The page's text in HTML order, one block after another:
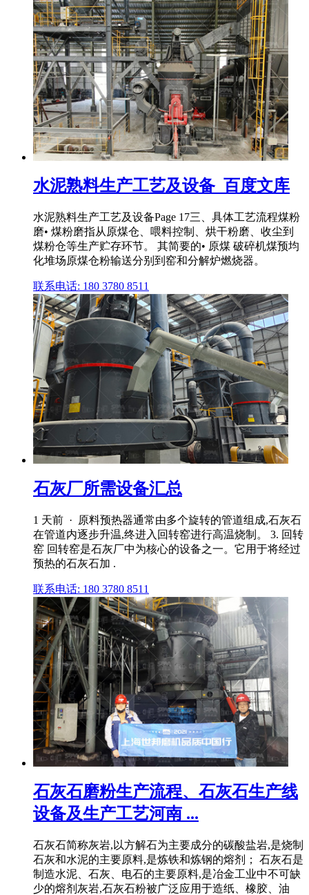
水泥熟料生产工艺及设备_百度文库
水泥熟料生产工艺及设备Page 17三、具体工艺流程煤粉
磨• 煤粉磨指从原煤仓、喂料控制、烘干粉磨、收尘到
煤粉仓等生产贮存环节。 其简要的• 原煤 破碎机煤预均
化堆场原煤仓粉输送分别到窑和分解炉燃烧器。
联系电话: 180 3780 8511
石灰厂所需设备汇总
1 天前 · 原料预热器通常由多个旋转的管道组成,石灰石
在管道内逐步升温,终进入回转窑进行高温烧制。 3. 回转
窑 回转窑是石灰厂中为核心的设备之一。它用于将经过
预热的石灰石加 .
联系电话: 180 3780 8511
石灰石磨粉生产流程、石灰石生产线
设备及生产工艺河南 ...
石灰石简称灰岩,以方解石为主要成分的碳酸盐岩,是烧制
石灰和水泥的主要原料,是炼铁和炼钢的熔剂； 石灰石是
制造水泥、石灰、电石的主要原料,是冶金工业中不可缺
少的熔剂灰岩,石灰石粉被广泛应用于造纸、橡胶、油